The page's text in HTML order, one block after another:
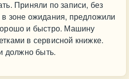
Приняли по записи, без
зоне ожидания, предложили
и быстро. Машину
в сервисной книжке.
должно быть.